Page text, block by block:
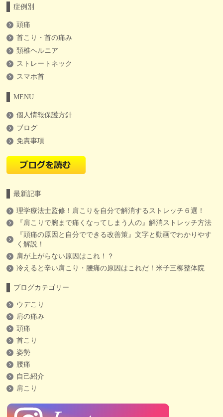
症例別
頭痛
首こり・首の痛み
頚椎ヘルニア
ストレートネック
スマホ首
MENU
個人情報保護方針
ブログ
免責事項
最新記事
理学療法士監修！肩こりを自分で解消するストレッチ６選！
『肩こりで腕まで痛くなってしまう人の』解消ストレッチ方法
『頭痛の原因と自分でできる改善策』文字と動画でわかりやす
く解説！
肩が上がらない原因はこれ！？
冷えると辛い肩こり・腰痛の原因はこれだ！米子三柳整体院
ブログカテゴリー
ウデこり
肩の痛み
頭痛
首こり
姿勢
腰痛
自己紹介
肩こり